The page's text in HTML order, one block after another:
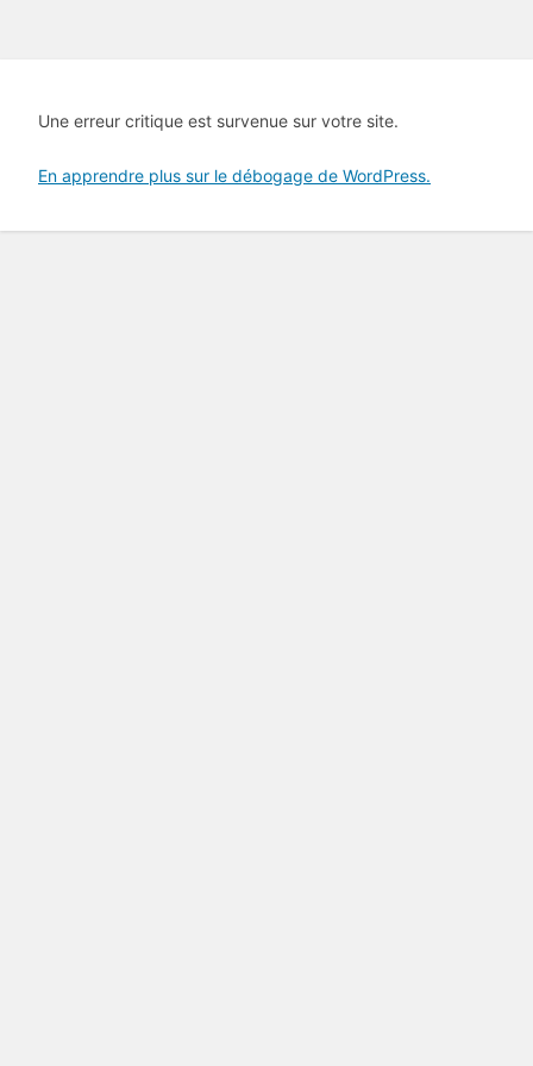
Une erreur critique est survenue sur votre site.
En apprendre plus sur le débogage de WordPress.